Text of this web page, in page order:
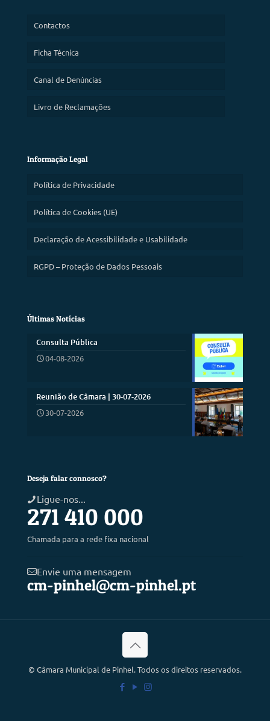
Contactos
Ficha Técnica
Canal de Denúncias
Livro de Reclamações
Informação Legal
Política de Privacidade
Política de Cookies (UE)
Declaração de Acessibilidade e Usabilidade
RGPD – Proteção de Dados Pessoais
Últimas Notícias
Consulta Pública
04-08-2026
Reunião de Câmara | 30-07-2026
30-07-2026
Deseja falar connosco?
Ligue-nos...
271 410 000
Chamada para a rede fixa nacional
Envie uma mensagem
cm-pinhel@cm-pinhel.pt
© Câmara Municipal de Pinhel. Todos os direitos reservados.